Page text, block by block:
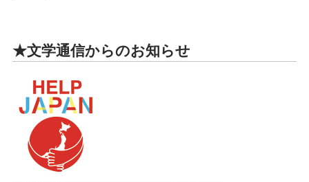
★文学通信からのお知らせ